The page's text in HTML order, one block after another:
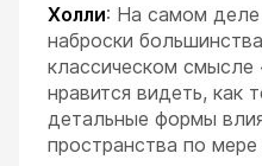
Холли: На самом
наброски
классическом
нравится видеть, как
детальные формы
пространства по